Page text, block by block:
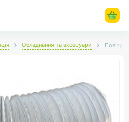
Обладнання та аксесуари